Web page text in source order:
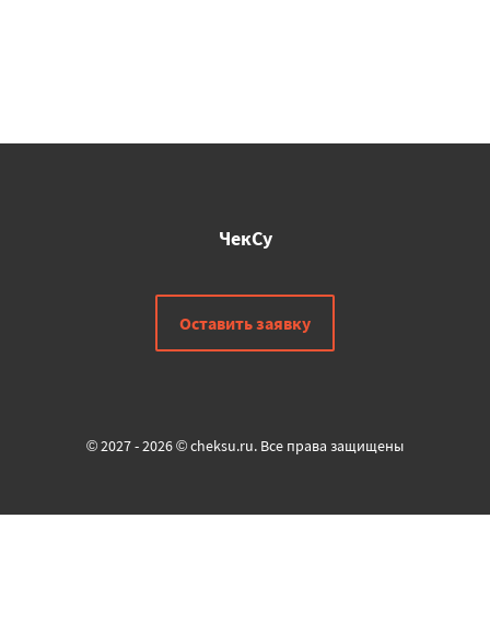
ЧекСу
Оставить заявку
© 2027 - 2026 © cheksu.ru. Все права защищены